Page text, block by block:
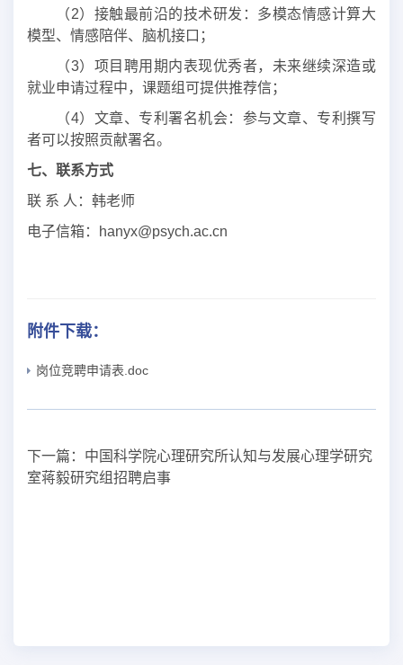
（2）接触最前沿的技术研发：多模态情感计算大
模型、情感陪伴、脑机接口；
（3）项目聘用期内表现优秀者，未来继续深造或
就业申请过程中，课题组可提供推荐信；
（4）文章、专利署名机会：参与文章、专利撰写
者可以按照贡献署名。
七、联系方式
联 系 人：韩老师
电子信箱：hanyx@psych.ac.cn
附件下载：
岗位竞聘申请表.doc
下一篇： 中国科学院心理研究所认知与发展心理学研究
室蒋毅研究组招聘启事